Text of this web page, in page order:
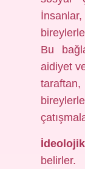
Bu
aidiyet